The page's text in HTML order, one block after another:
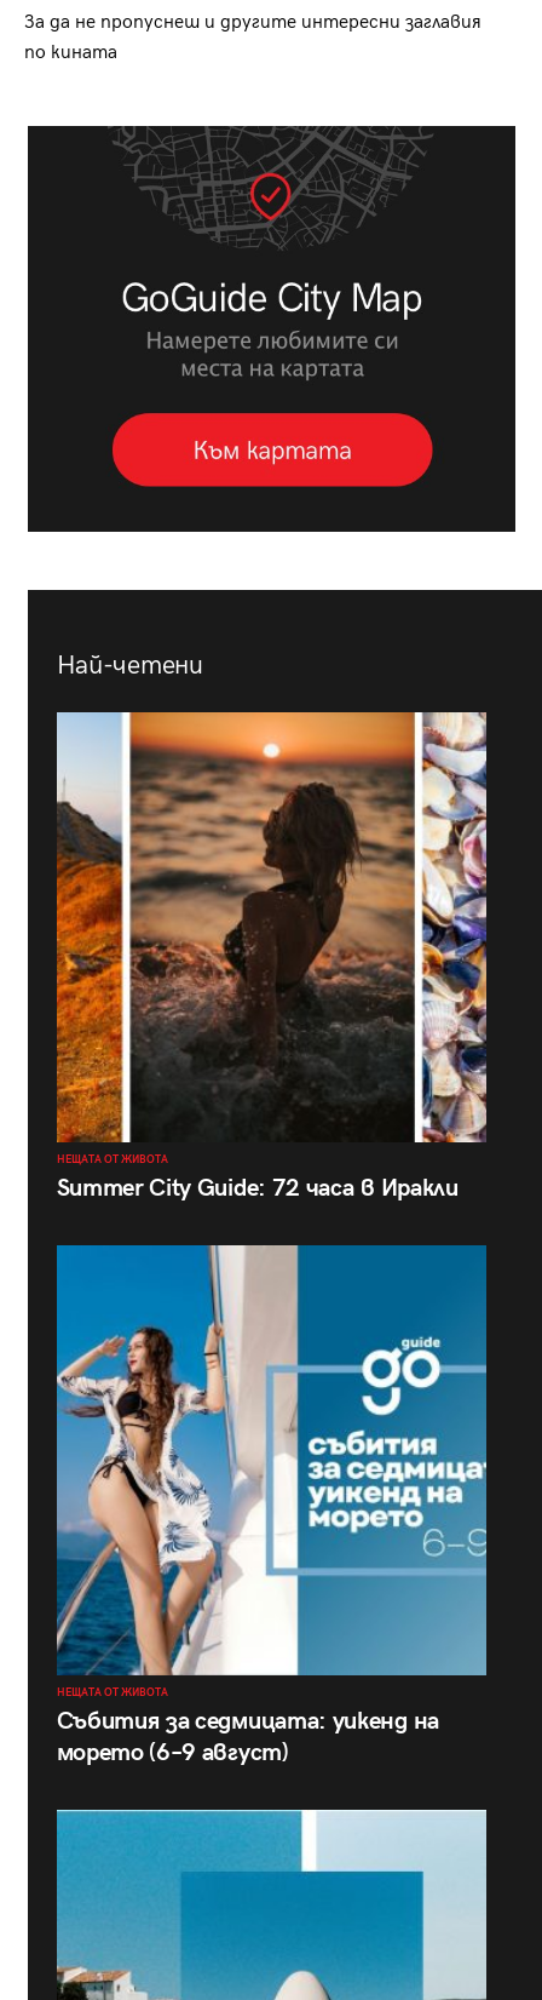
За да не пропуснеш и другите интересни заглавия
по кината
Най-четени
НЕЩАТА ОТ ЖИВОТА
Summer City Guide: 72 часа в Иракли
НЕЩАТА ОТ ЖИВОТА
Събития за седмицата: уикенд на
морето (6–9 август)